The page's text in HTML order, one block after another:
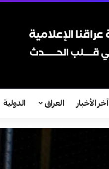
آخر الأخبار العراق الدولية